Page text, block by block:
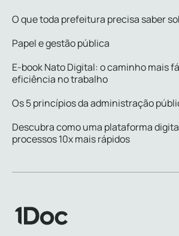
O que toda prefeitura precisa saber
Papel e gestão pública
E-book Nato Digital: o caminho mais
eficiência no trabalho
Os 5 princípios da administração
Descubra como uma plataforma
processos 10x mais rápidos